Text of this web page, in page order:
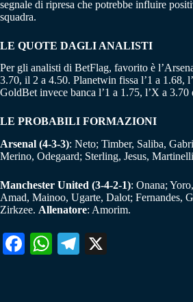
segnale di ripresa che potrebbe influire
squadra.
LE QUOTE DAGLI ANALISTI
Per gli analisti di BetFlag, favorito è
3.70, il 2 a 4.50. Planetwin fissa l’1 a 1.68,
GoldBet invece banca l’1 a 1.75, l’X a 3.70
LE PROBABILI FORMAZIONI
Arsenal (4-3-3): Neto; Timber, Saliba,
Merino, Odegaard; Sterling, Jesus,
Manchester United (3-4-2-1): Onana;
Amad, Mainoo, Ugarte, Dalot; Fernandes,
Zirkzee. Allenatore: Amorim.
Fa W
Te